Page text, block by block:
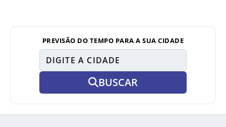
PREVISÃO DO TEMPO PARA A SUA CIDADE
BUSCAR